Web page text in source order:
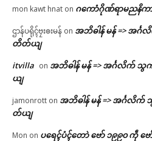
mon kawt hnat on ဂကောံဂိုဏ်ရာမညနိက
ဌာန်ပရိုၚ်ဗၠးၜးမန် on အဘိဓါန် မန် => အၚ်္
တိတ်ယျ
itvilla on အဘိဓါန် မန် => အၚ်္ဂလိက်
ယျ
jamonrott on အဘိဓါန် မန် => အၚ်္ဂလိ
တ်ယျ
Mon on ပရေၚ်ပံၚ်တောဲ ဗော် ၁၉၉၀ ကဵု